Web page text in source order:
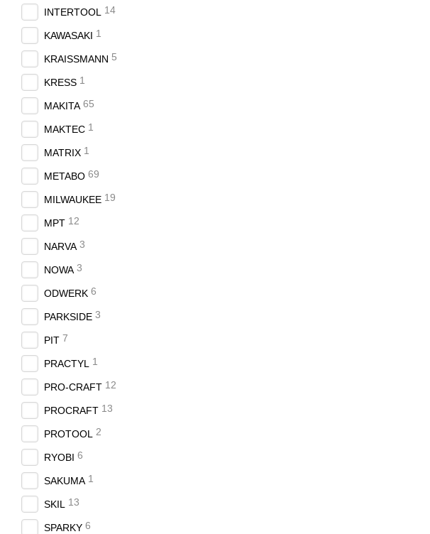
INTERTOOL 14
KAWASAKI 1
KRAISSMANN 5
KRESS 1
MAKITA 65
MAKTEC 1
MATRIX 1
METABO 69
MILWAUKEE 19
MPT 12
NARVA 3
NOWA 3
ODWERK 6
PARKSIDE 3
PIT 7
PRACTYL 1
PRO-CRAFT 12
PROCRAFT 13
PROTOOL 2
RYOBI 6
SAKUMA 1
SKIL 13
SPARKY 6